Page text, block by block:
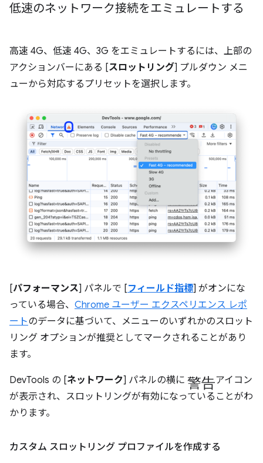
低速のネットワーク接続をエミュレートする
高速 4G、低速 4G、3G をエミュレートするには、上部の
アクションバーにある [スロットリング] プルダウン メニ
ューから対応するプリセットを選択します。
[パフォーマンス] パネルで [フィールド指標] がオンにな
っている場合、 Chrome ユーザー エクスペリエンス レポ
ートのデータに基づいて、メニューのいずれかのスロット
リング オプションが推奨としてマークされることがあり
ます。
DevTools の [ネットワーク] パネルの横に 警告アイコン
が表示され、スロットリングが有効になっていることがわ
かります。
カスタム スロットリング プロファイルを作成する